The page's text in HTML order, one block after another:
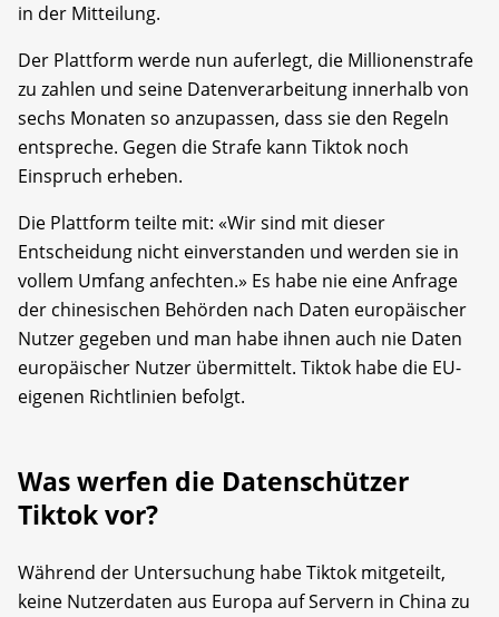
in der Mitteilung.
Der Plattform werde nun auferlegt, die Millionenstrafe
zu zahlen und seine Datenverarbeitung innerhalb von
sechs Monaten so anzupassen, dass sie den Regeln
entspreche. Gegen die Strafe kann Tiktok noch
Einspruch erheben.
Die Plattform teilte mit: «Wir sind mit dieser
Entscheidung nicht einverstanden und werden sie in
vollem Umfang anfechten.» Es habe nie eine Anfrage
der chinesischen Behörden nach Daten europäischer
Nutzer gegeben und man habe ihnen auch nie Daten
europäischer Nutzer übermittelt. Tiktok habe die EU-
eigenen Richtlinien befolgt.
Was werfen die Datenschützer
Tiktok vor?
Während der Untersuchung habe Tiktok mitgeteilt,
keine Nutzerdaten aus Europa auf Servern in China zu